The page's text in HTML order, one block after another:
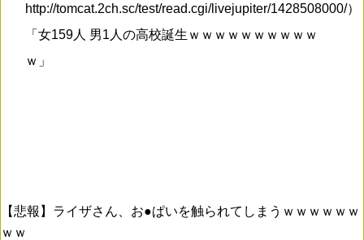
http://tomcat.2ch.sc/test/read.cgi/livejupiter/1428508000/）
「女159人 男1人の高校誕生ｗｗｗｗｗｗｗｗｗｗ
ｗ」
【悲報】ライザさん、お●ぱいを触られてしまうｗｗｗｗｗｗ
ｗｗ